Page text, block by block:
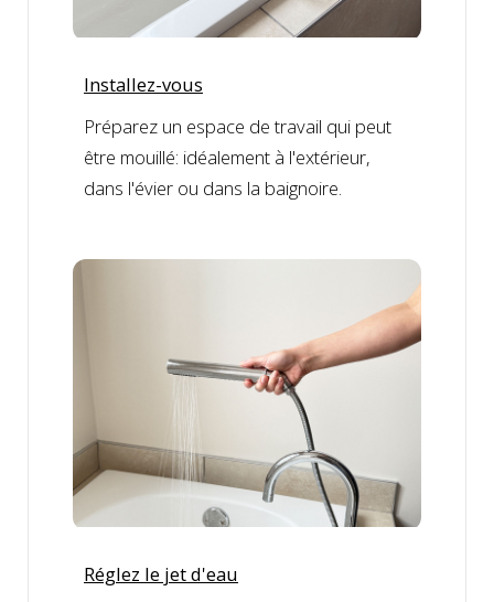
Installez-vous
Préparez un espace de travail qui peut
être mouillé: idéalement à l'extérieur,
dans l'évier ou dans la baignoire.
Réglez le jet d'eau